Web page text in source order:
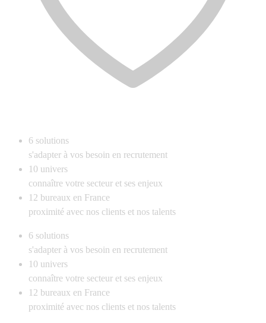
6 solutions
s'adapter à vos besoin en recrutement
10 univers
connaître votre secteur et ses enjeux
12 bureaux en France
proximité avec nos clients et nos talents
6 solutions
s'adapter à vos besoin en recrutement
10 univers
connaître votre secteur et ses enjeux
12 bureaux en France
proximité avec nos clients et nos talents